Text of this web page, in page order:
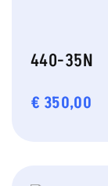
440-35N
€ 350,00